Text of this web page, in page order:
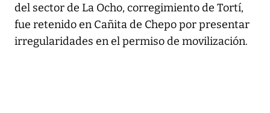
del sector de La Ocho, corregimiento de Tortí,
fue retenido en Cañita de Chepo por presentar
irregularidades en el permiso de movilización.